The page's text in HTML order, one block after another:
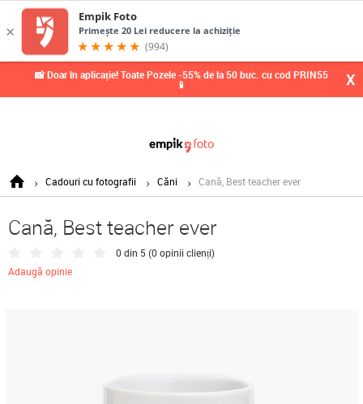
📸 Doar în aplicație! Toate Pozele -55% de la 50 buc. cu cod PRIN55
📱 X
Cadouri cu fotografii Căni Cană, Best teacher ever
Cană, Best teacher ever
0 din 5 (0 opinii clienți)
Adaugă opinie